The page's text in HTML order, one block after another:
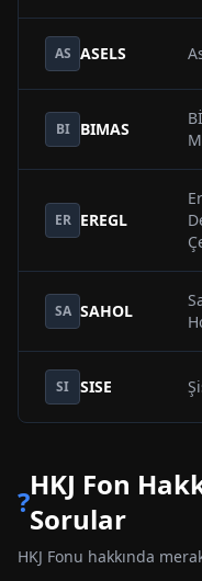
AS ASELS
BI BIMAS
ER EREGL
SA SAHOL
SI SISE
?HKJ Fon
Sorular
HKJ Fonu hakkında